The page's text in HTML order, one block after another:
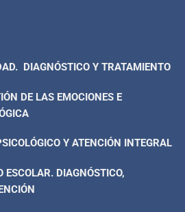
DIAGNÓSTICO Y TRATAMIENTO
DE LAS EMOCIONES E
Y ATENCIÓN INTEGRAL
ESCOLAR. DIAGNÓSTICO,